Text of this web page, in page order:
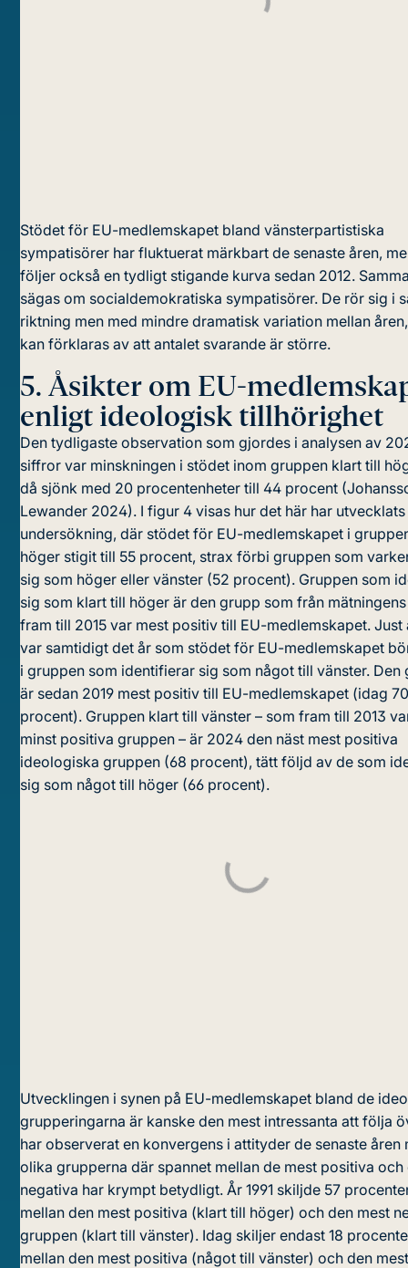
Stödet för EU-medlemskapet bland vänsterpartistiska
sympatisörer har fluktuerat märkbart de senaste åren,
följer också en tydligt stigande kurva sedan 2012.
sägas om socialdemokratiska sympatisörer. De rör sig i
riktning men med mindre dramatisk variation mellan
kan förklaras av att antalet svarande är större.
5. Åsikter om EU-
enligt ideologisk tillhörighet
Den tydligaste observation som gjordes i analysen av
siffror var minskningen i stödet inom gruppen klart till
då sjönk med 20 procentenheter till 44 procent
Lewander 2024). I figur 4 visas hur det här har
undersökning, där stödet för EU-medlemskapet i
höger stigit till 55 procent, strax förbi gruppen som
sig som höger eller vänster (52 procent). Gruppen som
sig som klart till höger är den grupp som från mätningens
fram till 2015 var mest positiv till EU-medlemskapet. Just
var samtidigt det år som stödet för EU-medlemskapet
i gruppen som identifierar sig som något till vänster. Den
är sedan 2019 mest positiv till EU-medlemskapet (idag
procent). Gruppen klart till vänster – som fram till 2013
minst positiva gruppen – är 2024 den näst mest positiva
ideologiska gruppen (68 procent), tätt följd av de som
sig som något till höger (66 procent).
Utvecklingen i synen på EU-medlemskapet bland de
grupperingarna är kanske den mest intressanta att följa
har observerat en konvergens i attityder de senaste åren
olika grupperna där spannet mellan de mest positiva och
negativa har krympt betydligt. År 1991 skiljde 57
mellan den mest positiva (klart till höger) och den mest
gruppen (klart till vänster). Idag skiljer endast 18
mellan den mest positiva (något till vänster) och den